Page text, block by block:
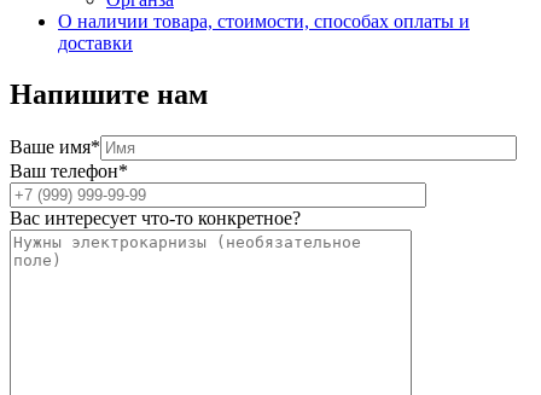
О наличии товара, стоимости, способах оплаты и
доставки
Напишите нам
Ваше имя*
Ваш телефон*
Вас интересует что-то конкретное?